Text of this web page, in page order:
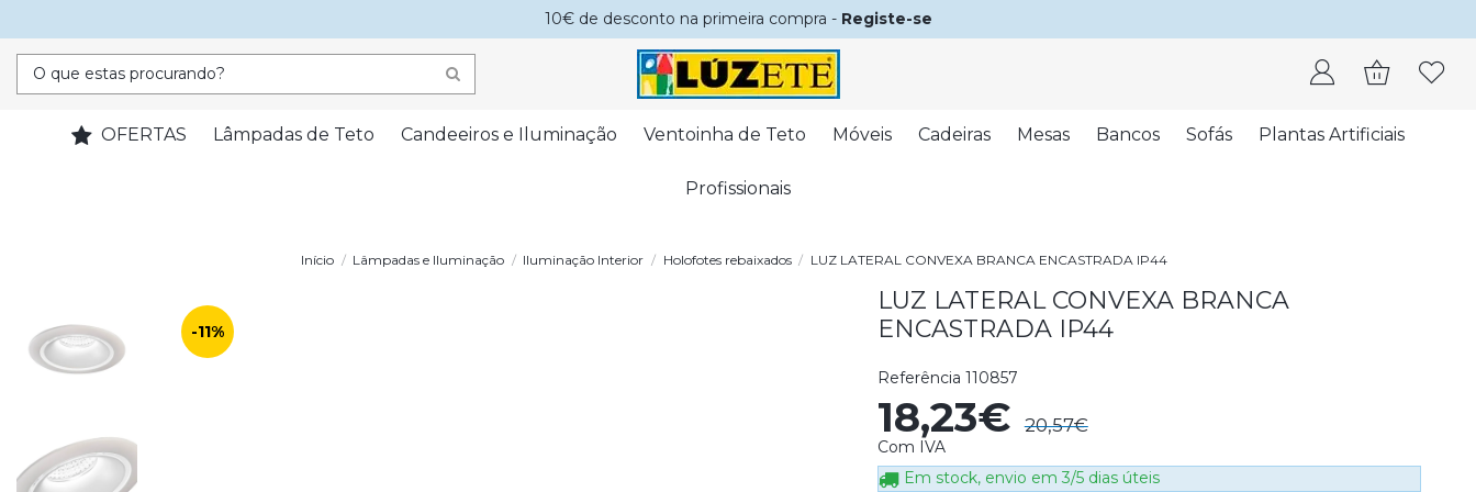
10€ de desconto na primeira compra - Registe-se
OFERTAS Lâmpadas de Teto Candeeiros e Iluminação Ventoinha de Teto Móveis Cadeiras Mesas Bancos Sofás Plantas Artificiais
Profissionais
Início Lâmpadas e Iluminação Iluminação Interior Holofotes rebaixados LUZ LATERAL CONVEXA BRANCA ENCASTRADA IP44
-11%
LUZ LATERAL CONVEXA BRANCA
ENCASTRADA IP44
Referência 110857
18,23€ 20,57€
Com IVA
Em stock, envio em 3/5 dias úteis